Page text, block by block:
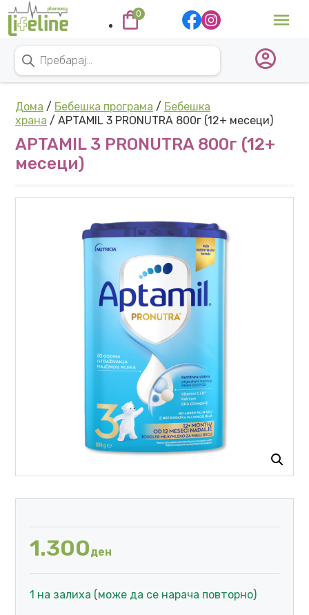
Skip to content
Main Navigation
0
Дома / Бебешка програма / Бебешка
храна / APTAMIL 3 PRONUTRA 800г (12+ месеци)
APTAMIL 3 PRONUTRA 800г (12+
месеци)
1.300ден
1 на залиха (може да се нарача повторно)